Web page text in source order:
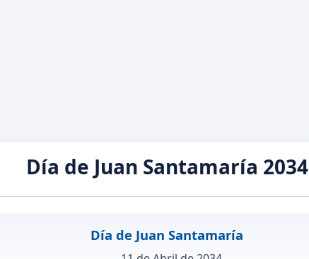
Día de Juan Santamaría 2034
Día de Juan Santamaría